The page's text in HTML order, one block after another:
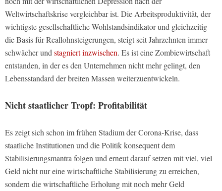
Weltwirtschaftskrise vergleichbar ist. Die Arbeitsproduktivität, der
wichtigste gesellschaftliche Wohlstandsindikator und gleichzeitig
die Basis für Reallohnsteigerungen, steigt seit Jahrzehnten immer
schwächer undstagniert inzwischen. Es ist eine Zombiewirtschaft
entstanden, in der es den Unternehmen nicht mehr gelingt, den
Lebensstandard der breiten Massen weiterzuentwickeln.
Nicht staatlicher Tropf: Profitabilität
Es zeigt sich schon im frühen Stadium der Corona-Krise, dass
staatliche Institutionen und die Politik konsequent dem
Stabilisierungsmantra folgen und erneut darauf setzen mit viel, viel
Geld nicht nur eine wirtschaftliche Stabilisierung zu erreichen,
sondern die wirtschaftliche Erholung mit noch mehr Geld